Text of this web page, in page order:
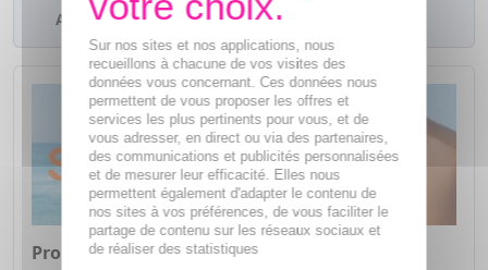
Ajouter à mes favoris
Promos Solaires
Sur nos sites et nos applications, nous
recueillons à chacune de vos visites des
données vous concernant. Ces données nous
permettent de vous proposer les offres et
services les plus pertinents pour vous, et de
vous adresser, en direct ou via des partenaires,
des communications et publicités personnalisées
et de mesurer leur efficacité. Elles nous
permettent également d'adapter le contenu de
nos sites à vos préférences, de vous faciliter le
partage de contenu sur les réseaux sociaux et
de réaliser des statistiques